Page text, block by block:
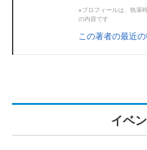
※プロフィールは、執筆
の内容です
この著者の最近
イベ